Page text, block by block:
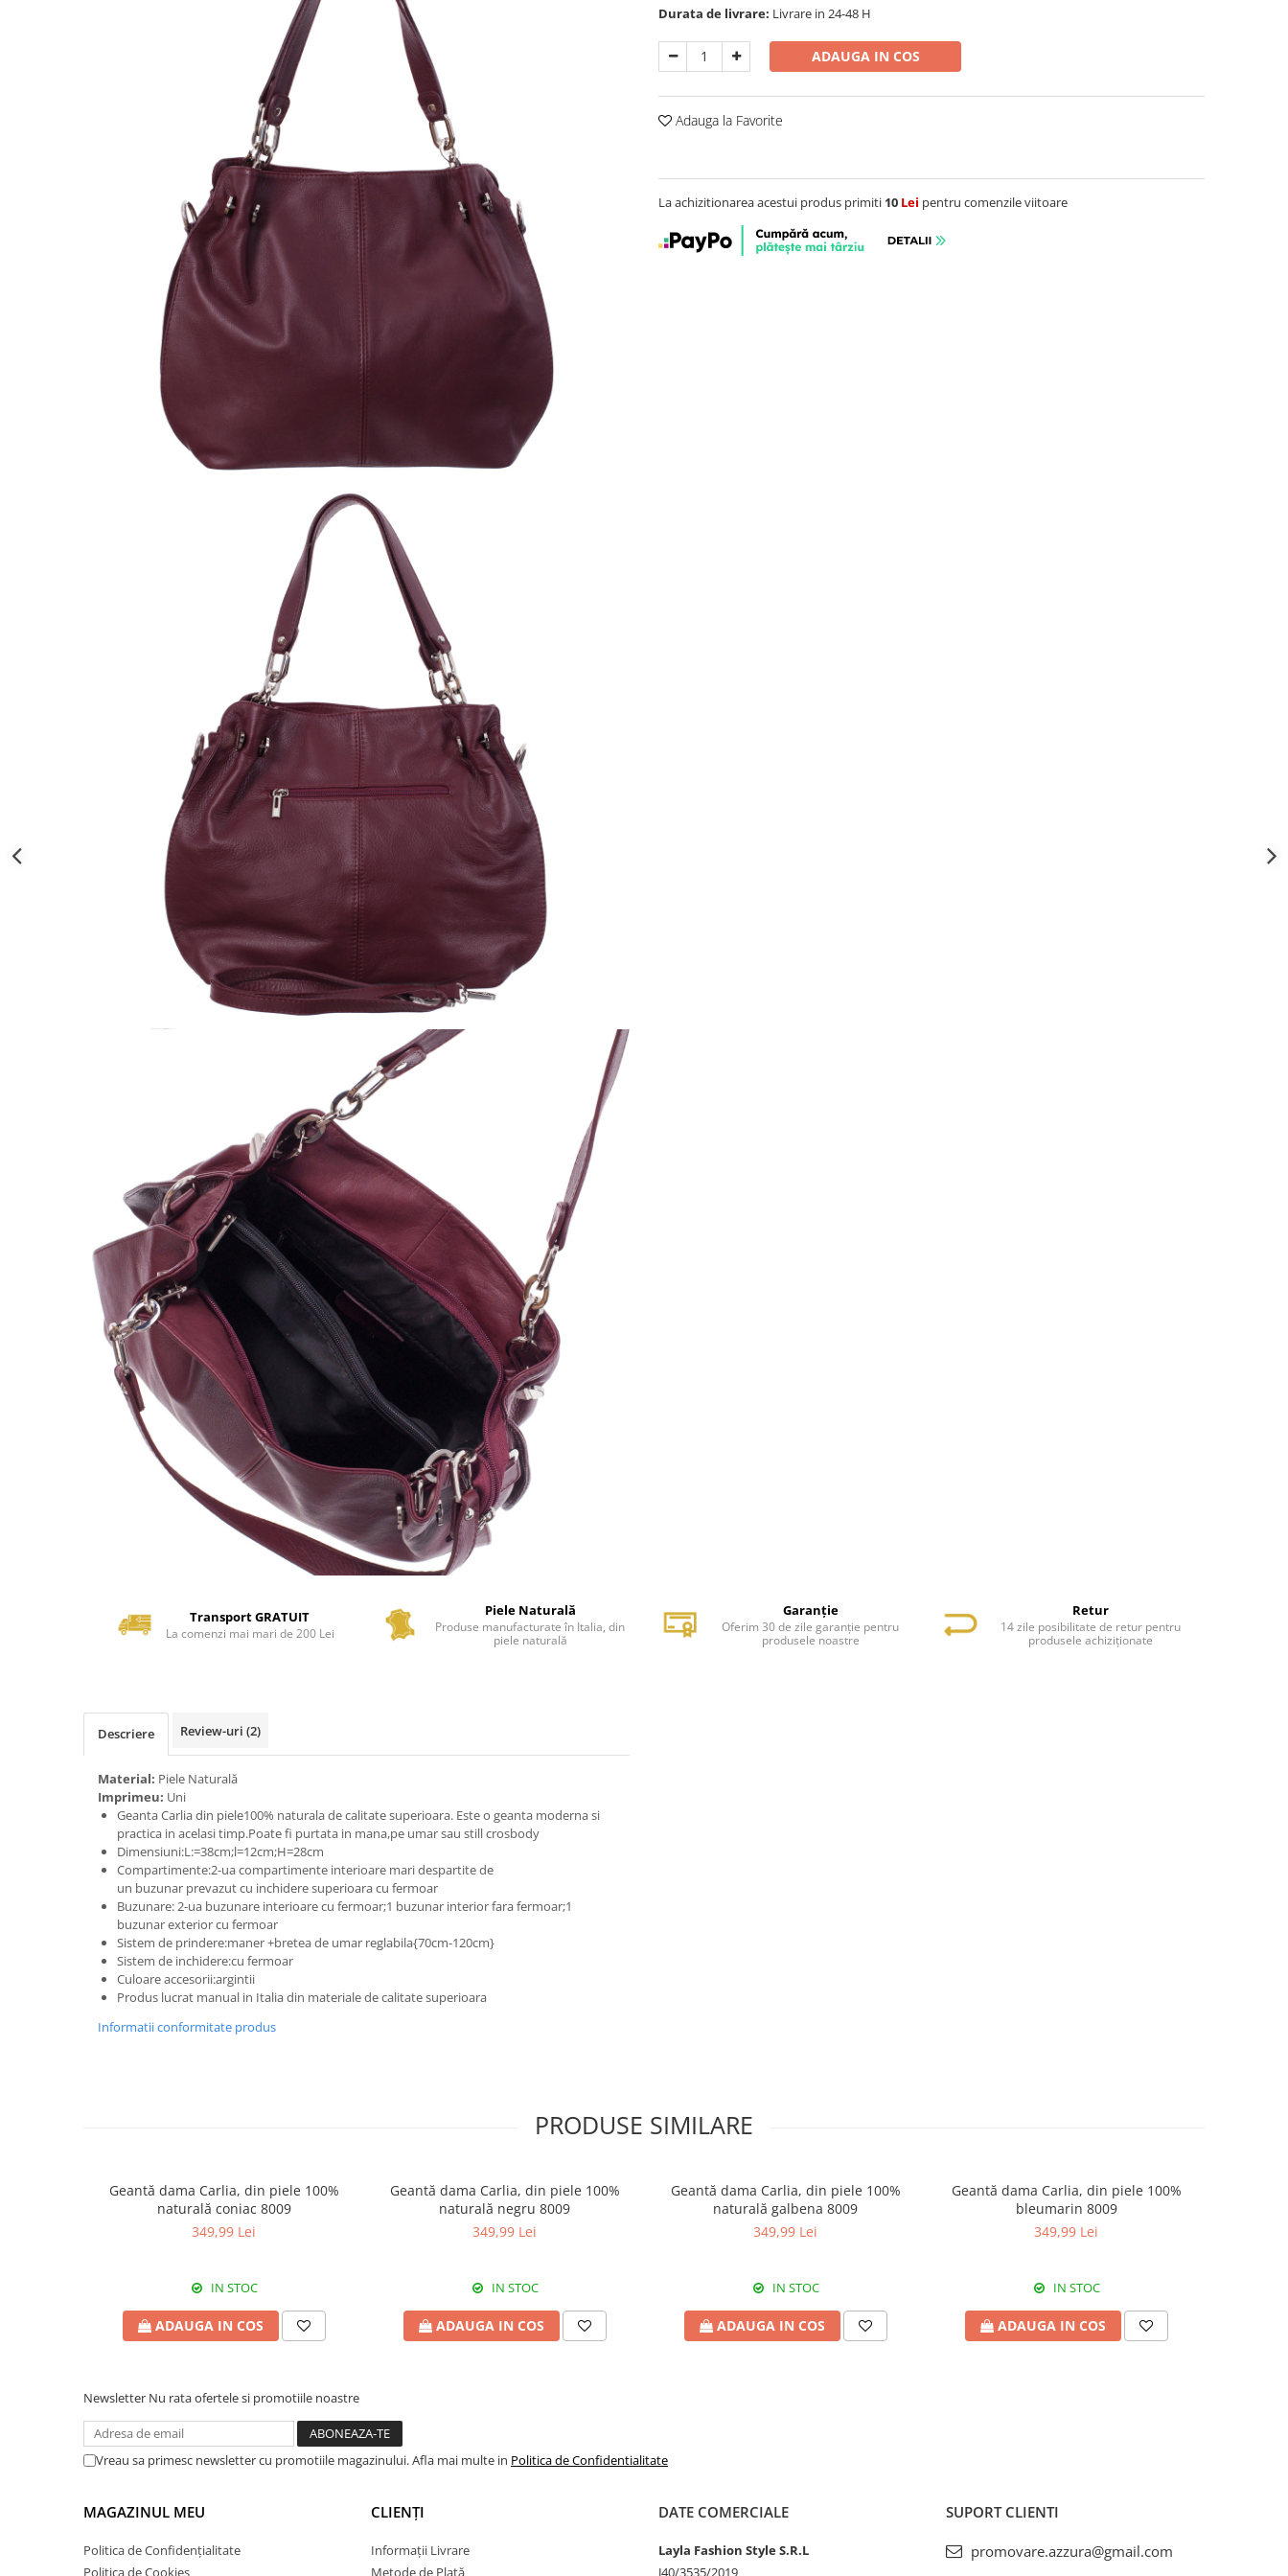
Durata de livrare: Livrare in 24-48 H
ADAUGA IN COS
Adauga la Favorite
La achizitionarea acestui produs primiti 10 Lei pentru comenzile viitoare
Transport GRATUIT
La comenzi mai mari de 200 Lei
Piele Naturală
Produse manufacturate în Italia, din
piele naturală
Garanție
Oferim 30 de zile garanție pentru
produsele noastre
Retur
14 zile posibilitate de retur pentru
produsele achiziționate
Descriere Review-uri (2)
Material: Piele Naturală
Imprimeu: Uni
Geanta Carlia din piele100% naturala de calitate superioara. Este o geanta moderna si
practica in acelasi timp.Poate fi purtata in mana,pe umar sau still crosbody
Dimensiuni:L:=38cm;l=12cm;H=28cm
Compartimente:2-ua compartimente interioare mari despartite de
un buzunar prevazut cu inchidere superioara cu fermoar
Buzunare: 2-ua buzunare interioare cu fermoar;1 buzunar interior fara fermoar;1
buzunar exterior cu fermoar
Sistem de prindere:maner +bretea de umar reglabila{70cm-120cm}
Sistem de inchidere:cu fermoar
Culoare accesorii:argintii
Produs lucrat manual in Italia din materiale de calitate superioara
Informatii conformitate produs
PRODUSE SIMILARE
Geantă dama Carlia, din piele 100%
naturală coniac 8009
349,99 Lei
IN STOC
ADAUGA IN COS
Geantă dama Carlia, din piele 100%
naturală negru 8009
349,99 Lei
IN STOC
ADAUGA IN COS
Geantă dama Carlia, din piele 100%
naturală galbena 8009
349,99 Lei
IN STOC
ADAUGA IN COS
Geantă dama Carlia, din piele 100%
bleumarin 8009
349,99 Lei
IN STOC
ADAUGA IN COS
Newsletter Nu rata ofertele si promotiile noastre
Vreau sa primesc newsletter cu promotiile magazinului. Afla mai multe in Politica de Confidentialitate
MAGAZINUL MEU
Politica de Confidențialitate
Politica de Cookies
CLIENȚI
Informații Livrare
Metode de Plată
DATE COMERCIALE
Layla Fashion Style S.R.L
J40/3535/2019
SUPORT CLIENTI
promovare.azzura@gmail.com